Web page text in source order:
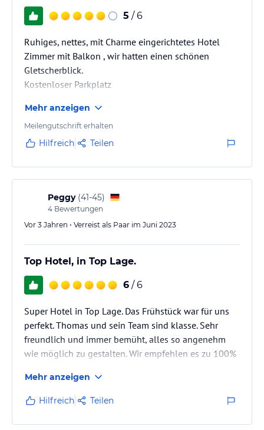
- Doppelzimmer Panorama / Exklusive werden gegen einen
Aufpreis auch als
- Benutzung des beheizten Swimmingpools mit
Jetstream,Liegewiese und Parkplatz.
- Wireless-LAN kostenfrei in allen Zimmern, Reception sowie Bar-
und Gartenbereich.
- Regelmäßige Busverbindungen.
Hoteliers-/Veranstalter-/Kataloginformationen. Alle Angaben
ohne Gewähr und ohne Prüfung durch HolidayCheck. Bitte
lies vor der Buchung die verbindlichen
5 / 6
Ruhiges, nettes, mit Charme eingerichtetes Hotel
Zimmer mit Balkon , wir hatten einen schönen
Gletscherblick.
Kostenloser Parkplatz
Mehr anzeigen
Meilengutschrift erhalten
Hilfreich Teilen
Peggy (41-45)
4 Bewertungen
Vor 3 Jahren • Verreist als Paar im Juni 2023
Top Hotel, in Top Lage.
6 / 6
Super Hotel in Top Lage. Das Frühstück war für uns
perfekt. Thomas und sein Team sind klasse. Sehr
freundlich und immer bemüht, alles so angenehm
wie möglich zu gestalten. Wir empfehlen es zu 100%
Mehr anzeigen
Hilfreich Teilen